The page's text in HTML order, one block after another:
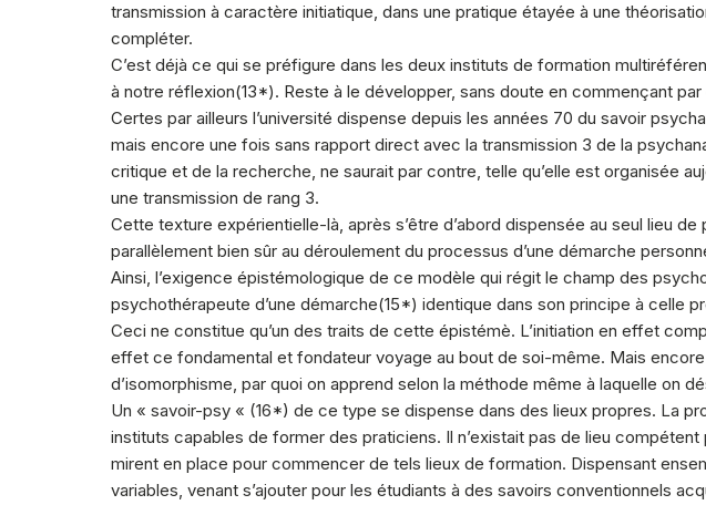
transmission à caractère initiatique, dans une pratique étayée à une
compléter.
C’est déjà ce qui se préfigure dans les deux instituts de formation
à notre réflexion(13*). Reste à le développer, sans doute en commençant
Certes par ailleurs l’université dispense depuis les années 70 du savoir
mais encore une fois sans rapport direct avec la transmission 3 de la
critique et de la recherche, ne saurait par contre, telle qu’elle est organisée
une transmission de rang 3.
Cette texture expérientielle-là, après s’être d’abord dispensée au seul lieu
parallèlement bien sûr au déroulement du processus d’une démarche
Ainsi, l’exigence épistémologique de ce modèle qui régit le champ des
psychothérapeute d’une démarche(15*) identique dans son principe à celle
Ceci ne constitue qu’un des traits de cette épistémè. L’initiation en effet
effet ce fondamental et fondateur voyage au bout de soi-même. Mais
d’isomorphisme, par quoi on apprend selon la méthode même à laquelle on
Un « savoir-psy « (16*) de ce type se dispense dans des lieux propres. La
instituts capables de former des praticiens. Il n’existait pas de lieu
mirent en place pour commencer de tels lieux de formation. Dispensant
variables, venant s’ajouter pour les étudiants à des savoirs conventionnels